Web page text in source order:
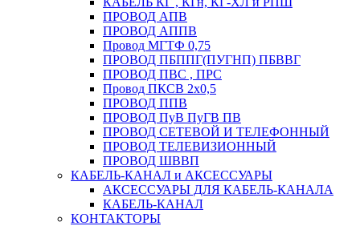
ПРОВОД АПВ
ПРОВОД АППВ
Провод МГТФ 0,75
ПРОВОД ПБППГ(ПУГНП) ПБВВГ
ПРОВОД ПВС , ПРС
Провод ПКСВ 2х0,5
ПРОВОД ППВ
ПРОВОД ПуВ ПуГВ ПВ
ПРОВОД СЕТЕВОЙ И ТЕЛЕФОННЫЙ
ПРОВОД ТЕЛЕВИЗИОННЫЙ
ПРОВОД ШВВП
КАБЕЛЬ-КАНАЛ и АКСЕССУАРЫ
АКСЕССУАРЫ ДЛЯ КАБЕЛЬ-КАНАЛА
КАБЕЛЬ-КАНАЛ
КОНТАКТОРЫ